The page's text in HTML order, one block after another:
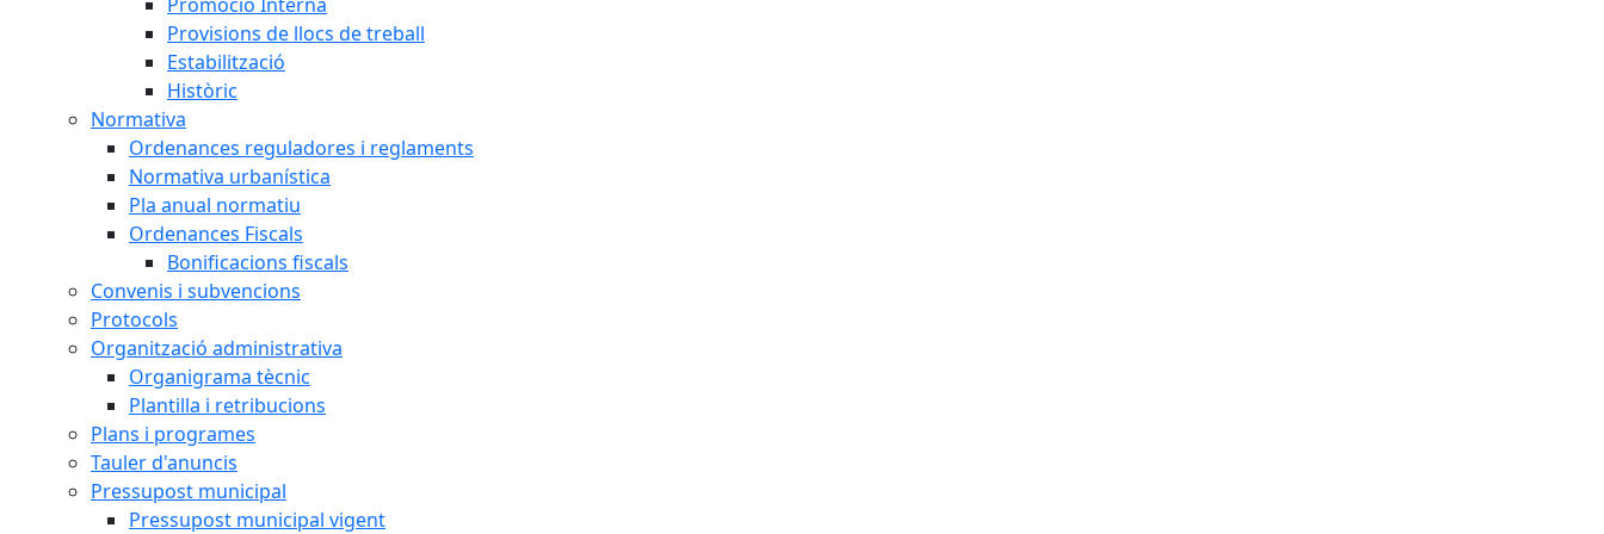
Provisions de llocs de treball
Estabilització
Històric
Normativa
Ordenances reguladores i reglaments
Normativa urbanística
Pla anual normatiu
Ordenances Fiscals
Bonificacions fiscals
Convenis i subvencions
Protocols
Organització administrativa
Organigrama tècnic
Plantilla i retribucions
Plans i programes
Tauler d'anuncis
Pressupost municipal
Pressupost municipal vigent